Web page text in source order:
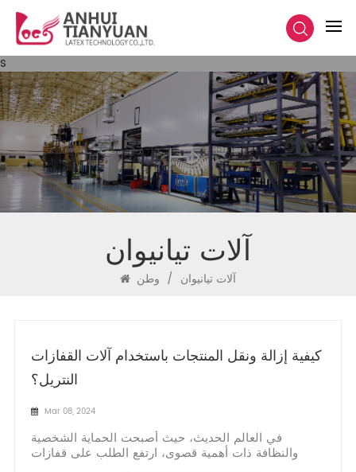
s
آلات تيانيوان
وطن / آلات تيانيوان
كيفية إزالة ونقل المنتجات باستخدام آلات القفازات
النتريل؟
Mar 08, 2024
في العالم الحديث، حيث أصبحت الحماية الشخصية
والنظافة ذات أهمية قصوى، ارتفع الطلب على قفازات